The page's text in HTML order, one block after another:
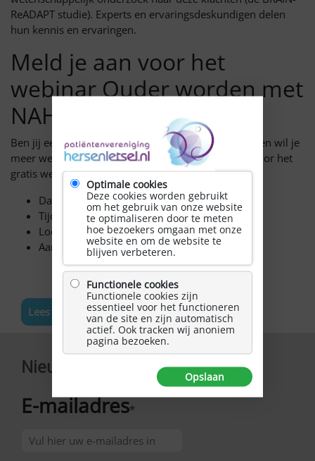
ReADAPT studie). Experts en ervaringsdeskundigen delen
hun kennis en ervaringen.
Meld je aan voor het
webinar Ouder worden met
NAH
Ben jij een NAH-patiënt, naaste of zorgprofessional en wil je
meer weten over de uitkomsten? Meld je dan aan voor het
gratis webinar:
Datum: woensdag 25 september
Tijd: 14.00-15.00 uur
Locatie: online
Aanmelden kan doorhier te klikken
Lees meer nieuws
Nieuwsbrief
E-mailadres*
Optimale cookies
Deze cookies worden gebruikt
om het gebruik van onze website
te optimaliseren door te meten
hoe bezoekers omgaan met onze
website en om de website te
blijven verbeteren.
Functionele cookies
Functionele cookies zijn
essentieel voor het functioneren
van de site en zijn automatisch
actief. Ook tracken wij anoniem
pagina bezoeken.
Opslaan